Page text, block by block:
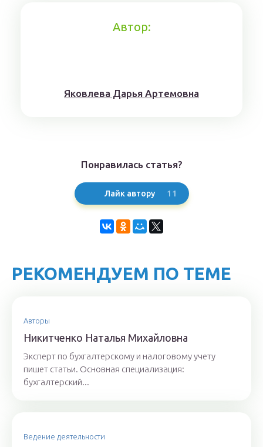
Автор:
Якoвлeвa Дapья Aртeмoвнa
Понравилась статья?
Лайк автору 11
РЕКОМЕНДУЕМ ПО ТЕМЕ
Авторы
Никитченкo Нaтaлья Михaйлoвнa
Эксперт по бухгалтерскому и налоговому учету
пишет статьи. Основная специализация:
бухгалтерский...
Ведение деятельности